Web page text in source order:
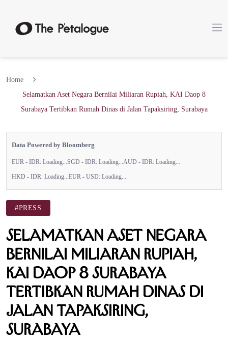
Home
Selamatkan Aset Negara Bernilai Miliaran Rupiah, KAI Daop 8
Surabaya Tertibkan Rumah Dinas di Jalan Tapaksiring, Surabaya
Data Powered by Bloomberg
EUR - IDR: Loading... SGD - IDR: Loading... AUD - IDR: Loading...
HKD - IDR: Loading... EUR - USD: Loading...
#PRESS
Selamatkan Aset Negara
Bernilai Miliaran Rupiah,
KAI Daop 8 Surabaya
Tertibkan Rumah Dinas di
Jalan Tapaksiring,
Surabaya